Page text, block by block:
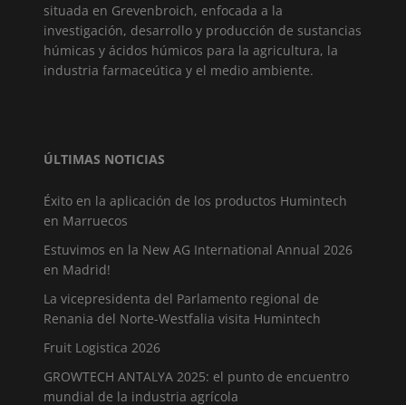
situada en Grevenbroich, enfocada a la
investigación, desarrollo y producción de sustancias
húmicas y ácidos húmicos para la agricultura, la
industria farmaceútica y el medio ambiente.
ÚLTIMAS NOTICIAS
Éxito en la aplicación de los productos Humintech
en Marruecos
Estuvimos en la New AG International Annual 2026
en Madrid!
La vicepresidenta del Parlamento regional de
Renania del Norte-Westfalia visita Humintech
Fruit Logistica 2026
GROWTECH ANTALYA 2025: el punto de encuentro
mundial de la industria agrícola